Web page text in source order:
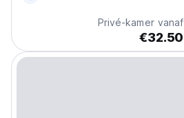
Privé-kamer vanaf
€32.50